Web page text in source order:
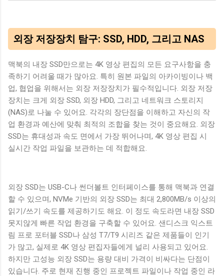
외장 저장장치 탐구: SSD, HDD, 그리고 NAS
맥북의 내장 SSD만으로는 4K 영상 편집의 모든 요구사항을 충
족하기 어려울 때가 많아요. 특히 원본 파일의 아카이빙이나 백
업, 협업을 위해서는 외장 저장장치가 필수적입니다. 외장 저장
장치는 크게 외장 SSD, 외장 HDD, 그리고 네트워크 스토리지
(NAS)로 나눌 수 있어요. 각각의 장단점을 이해하고 자신의 작
업 환경과 예산에 맞춰 최적의 조합을 찾는 것이 중요해요. 외장
SSD는 휴대성과 속도 면에서 가장 뛰어나며, 4K 영상 편집 시
실시간 작업 파일을 보관하는 데 적합해요.
외장 SSD는 USB-C나 썬더볼트 인터페이스를 통해 맥북과 연결
할 수 있으며, NVMe 기반의 외장 SSD는 최대 2,800MB/s 이상의
읽기/쓰기 속도를 제공하기도 해요. 이 정도 속도라면 내장 SSD
못지않게 빠른 작업 환경을 구축할 수 있어요. 샌디스크 익스트
림 프로 포터블 SSD나 삼성 T7/T9 시리즈 같은 제품들이 인기
가 많고, 실제로 4K 영상 편집자들에게 널리 사용되고 있어요.
하지만 고성능 외장 SSD는 용량 대비 가격이 비싸다는 단점이
있습니다. 주로 현재 진행 중인 프로젝트 파일이나 작업 중인 라